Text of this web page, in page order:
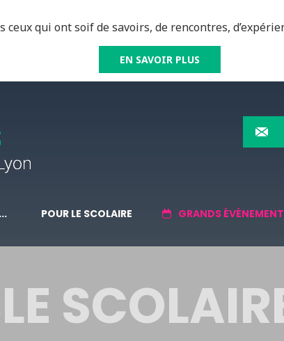
ceux qui ont soif de savoirs, de rencontres,
EN SAVOIR PLUS
POUR LE SCOLAIRE GRANDS